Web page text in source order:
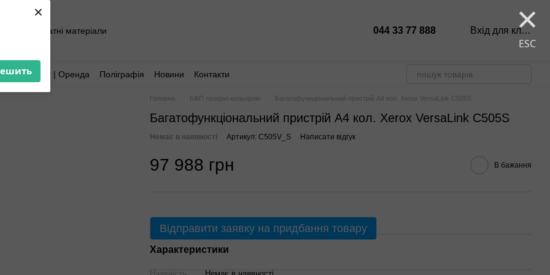
× ×
ESC
та витратні матеріали 044 33 77 888 Вхід для клієнтів
Аутсорсинг | Оренда Поліграфія Новини Контакти
Головна БФП лазерні кольорові Багатофункціональний пристрій А4 кол. Xerox VersaLink C505S
Багатофункціональний пристрій А4 кол. Xerox VersaLink C505S
Немає в наявності Артикул: C505V_S Написати відгук
97 988 грн В бажання
Відправити заявку на придбання товару
Характеристики